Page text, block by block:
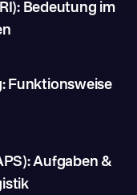
Bedeutung im
Funktionsweise
Aufgaben &